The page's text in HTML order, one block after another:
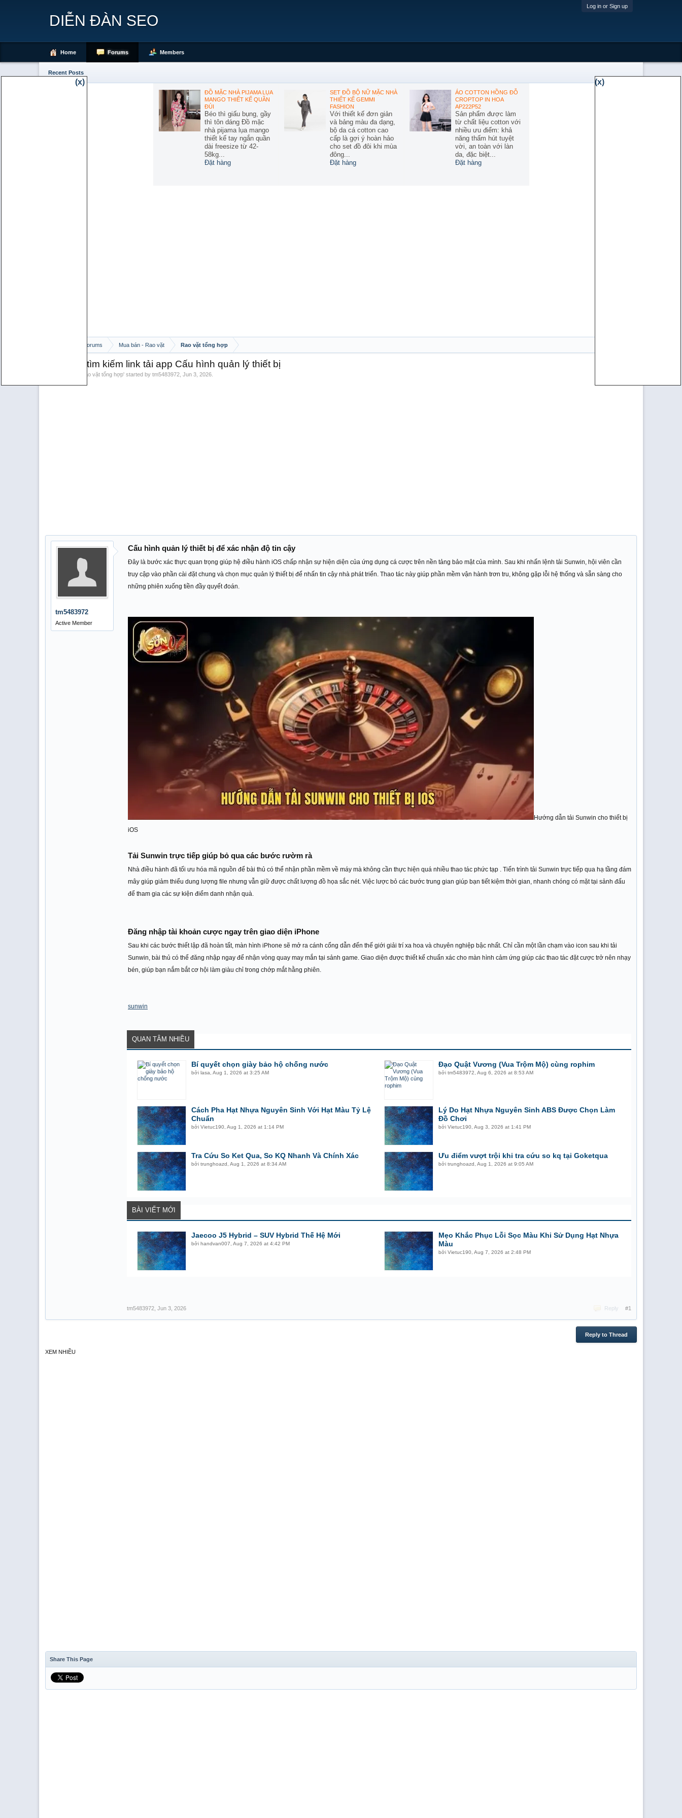
Log in or Sign up
ĐỒ MẶC NHÀ PIJAMA LỤA
MANGO THIẾT KẾ QUẦN
ĐÙI
Béo thì giấu bụng, gầy
thì tôn dáng Đồ mặc
nhà pijama lụa mango
thiết kế tay ngắn quần
dài freesize từ 42-
58kg...
Đặt hàng
SET ĐỒ BỘ NỮ MẶC NHÀ
THIẾT KẾ GEMMI
FASHION
Với thiết kế đơn giản
và bảng màu đa dạng,
bộ da cá cotton cao
cấp là gợi ý hoàn hảo
cho set đồ đôi khi mùa
đông...
Đặt hàng
ÁO COTTON HỒNG ĐỖ
CROPTOP IN HOA
AP222P52
Sản phẩm được làm
từ chất liệu cotton với
nhiều ưu điểm: khả
năng thấm hút tuyệt
vời, an toàn với làn
da, đặc biệt...
Đặt hàng
Forums Mua bán - Rao vặt Rao vặt tổng hợp
Safari để tìm kiếm link tải app Cấu hình quản lý thiết bị
Rao vặt tổng hợp' started by tm5483972 Jun 3, 2026
tm5483972
Active Member
Cấu hình quản lý thiết bị để xác nhận độ tin cậy
Đây là bước xác thực quan trọng giúp hệ điều hành iOS chấp nhận sự hiện diện của ứng dụng cá cược trên nền tảng bảo mật của mình. Sau khi nhấn lệnh tải Sunwin, hội viên cần
truy cập vào phần cài đặt chung và chọn mục quản lý thiết bị để nhấn tin cậy nhà phát triển. Thao tác này giúp phần mềm vận hành trơn tru, không gặp lỗi hệ thống và sẵn sàng cho
những phiên xuống tiền đầy quyết đoán.
Hướng dẫn tải Sunwin cho thiết bị
iOS
Tải Sunwin trực tiếp giúp bỏ qua các bước rườm rà
Nhà điều hành đã tối ưu hóa mã nguồn để bài thủ có thể nhận phần mềm về máy mà không cần thực hiện quá nhiều thao tác phức tạp . Tiến trình tải Sunwin trực tiếp qua hạ tầng đám
mây giúp giảm thiểu dung lượng file nhưng vẫn giữ được chất lượng đồ họa sắc nét. Việc lược bỏ các bước trung gian giúp bạn tiết kiệm thời gian, nhanh chóng có mặt tại sảnh đấu
để tham gia các sự kiện điểm danh nhận quà.
Đăng nhập tài khoản cược ngay trên giao diện iPhone
Sau khi các bước thiết lập đã hoàn tất, màn hình iPhone sẽ mở ra cánh cổng dẫn đến thế giới giải trí xa hoa và chuyên nghiệp bậc nhất. Chỉ cần một lần chạm vào icon sau khi tải
Sunwin, bài thủ có thể đăng nhập ngay để nhận vòng quay may mắn tại sảnh game. Giao diện được thiết kế chuẩn xác cho màn hình cảm ứng giúp các thao tác đặt cược trở nên nhạy
bén, giúp bạn nắm bắt cơ hội làm giàu chỉ trong chớp mắt hằng phiên.
sunwin
QUAN TÂM NHIỀU
Bí quyết chọn giày bảo hộ chống nước
bởi lasa Aug 1, 2026 at 3:25 AM
Đạo Quật Vương (Vua Trộm Mộ) cùng rophim
bởi tm5483972 Aug 6, 2026 at 8:53 AM
Cách Pha Hạt Nhựa Nguyên Sinh Với Hạt Màu Tỷ Lệ
Chuẩn
bởi Vietuc190 Aug 1, 2026 at 1:14 PM
Lý Do Hạt Nhựa Nguyên Sinh ABS Được Chọn Làm
Đồ Chơi
bởi Vietuc190 Aug 3, 2026 at 1:41 PM
Tra Cứu So Ket Qua, So KQ Nhanh Và Chính Xác
bởi trunghoazd Aug 1, 2026 at 8:34 AM
Ưu điểm vượt trội khi tra cứu so kq tại Goketqua
bởi trunghoazd Aug 1, 2026 at 9:05 AM
BÀI VIẾT MỚI
Jaecoo J5 Hybrid – SUV Hybrid Thế Hệ Mới
bởi handvan007 Aug 7, 2026 at 4:42 PM
Mẹo Khắc Phục Lỗi Sọc Màu Khi Sử Dụng Hạt Nhựa
Màu
bởi Vietuc190 Aug 7, 2026 at 2:48 PM
tm5483972 Jun 3, 2026 #1
Reply
Reply to Thread
XEM NHIỀU
Share This Page
DIỄN ĐÀN SEO
Home Forums
Recent Posts
Members
(x) (x)